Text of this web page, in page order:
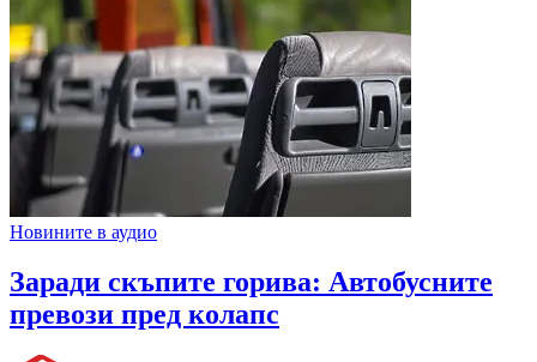
Новините в аудио
Заради скъпите горива: Автобусните
превози пред колапс